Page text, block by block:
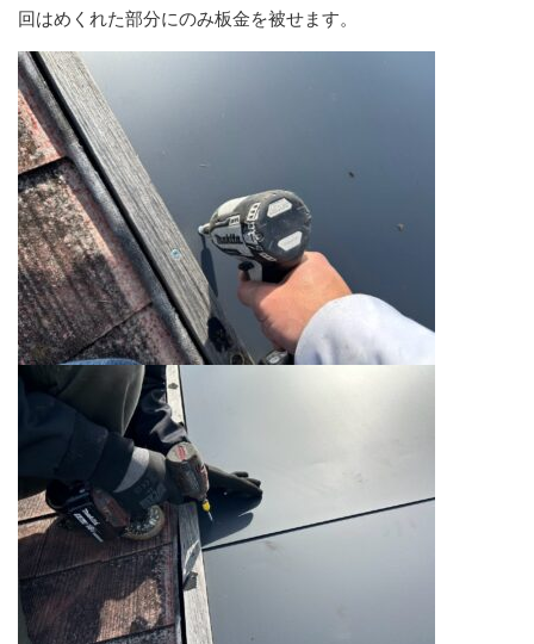
回はめくれた部分にのみ板金を被せます。